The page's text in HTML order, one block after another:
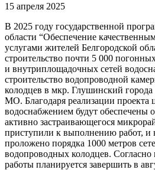
15 апреля 2025
В 2025 году государственной
области “Обеспечение
услугами жителей Белгородской
строительство почти 5 000
и внутриплощадочных сетей
строительство водопроводной
колодцев в мкр. Глушинский города
МО. Благодаря реализации проекта
водоснабжением будут обеспечены
активно застраивающегося
приступили к выполнению работ, и
проложено порядка 1000 метров
водопроводных колодцев. Согласно
работы планируется завершить в